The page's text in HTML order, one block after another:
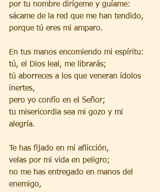
por tu nombre dirígeme y guíame:
sácame de la red que me han tendido,
porque tú eres mi amparo.
En tus manos encomiendo mi espíritu:
tú, el Dios leal, me librarás;
tú aborreces a los que veneran ídolos
inertes,
pero yo confío en el Señor;
tu misericordia sea mi gozo y mi
alegría.
Te has fijado en mi aflicción,
velas por mi vida en peligro;
no me has entregado en manos del
enemigo,